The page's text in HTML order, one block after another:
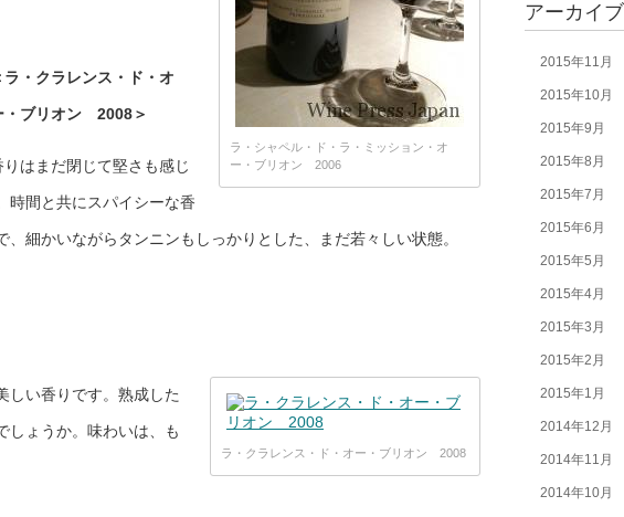
ラ・シャペル・ド・ラ・ミッション・オ
ー・ブリオン 2006
ラ・クラレンス・ド・オ
・ブリオン 2008＞
りはまだ閉じて堅さも感じ
時間と共にスパイシーな香
細かいながらタンニンもしっかりとした、まだ若々しい状態。
ラ・クラレンス・ド・オー・ブリオン 2008
しい香りです。熟成した
しょうか。味わいは、も
アーカイブ
2015年11月
2015年10月
2015年9月
2015年8月
2015年7月
2015年6月
2015年5月
2015年4月
2015年3月
2015年2月
2015年1月
2014年12月
2014年11月
2014年10月